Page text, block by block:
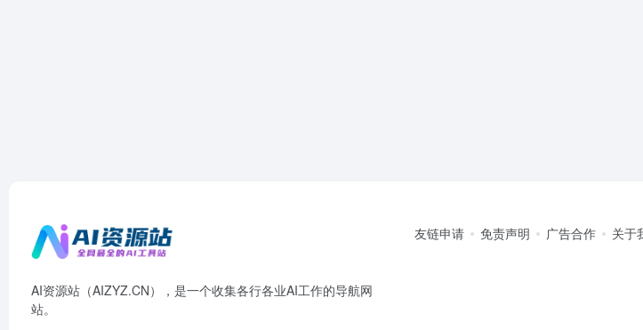
AI资源站（AIZYZ.CN），是一个收集各行各业AI工作的导航网
站。
友链申请 免责声明 广告合作 关于